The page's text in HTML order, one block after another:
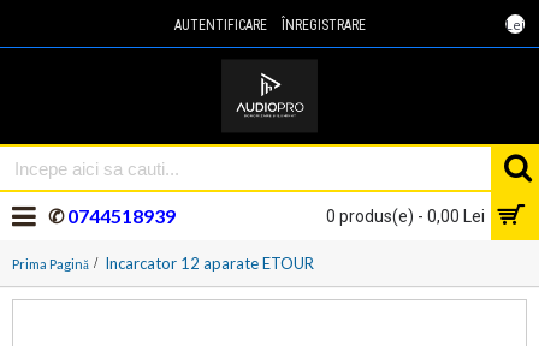
Lei
AUTENTIFICARE ÎNREGISTRARE
0 produs(e) - 0,00 Lei
✆0744518939
Prima Pagină Incarcator 12 aparate ETOUR